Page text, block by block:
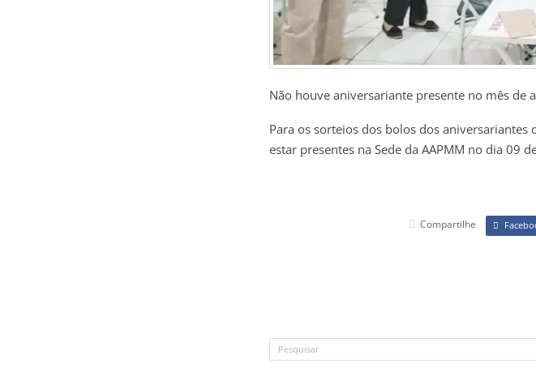
Não houve aniversariante presente no mês de
Para os sorteios dos bolos dos
estar presentes na Sede da AAPMM no dia 09
Compartilhe